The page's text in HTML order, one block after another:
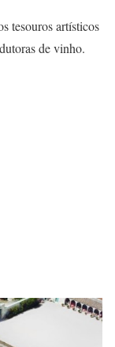
tesouros artísticos
de vinho.